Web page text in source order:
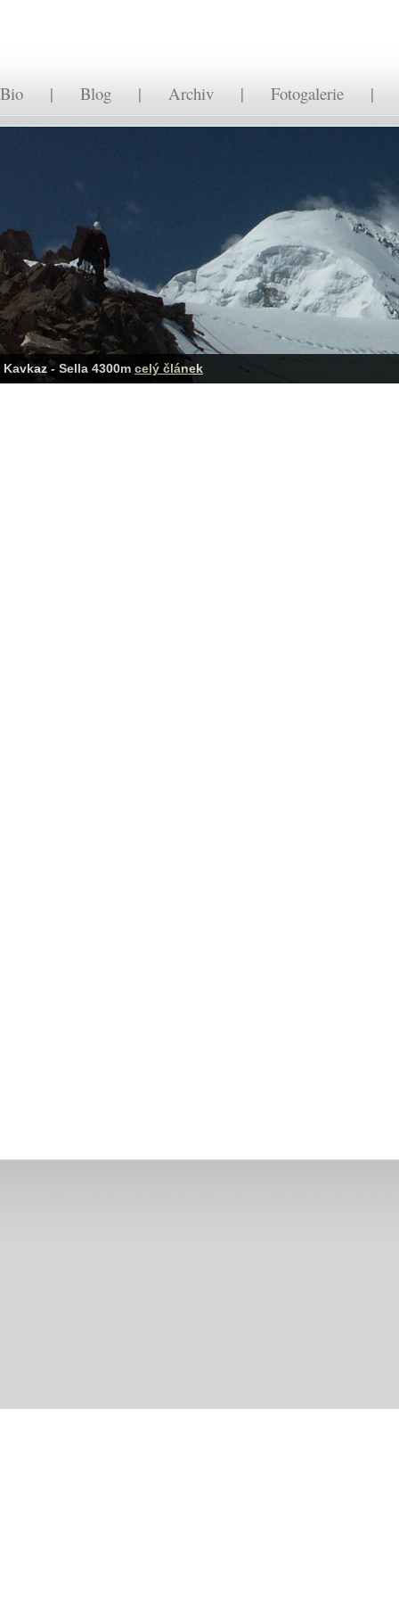
Bio | Blog | Archiv | Fotogalerie
Kavkaz - Sella 4300m celý článek